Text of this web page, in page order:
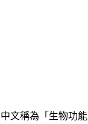
中文稱為「生物功能